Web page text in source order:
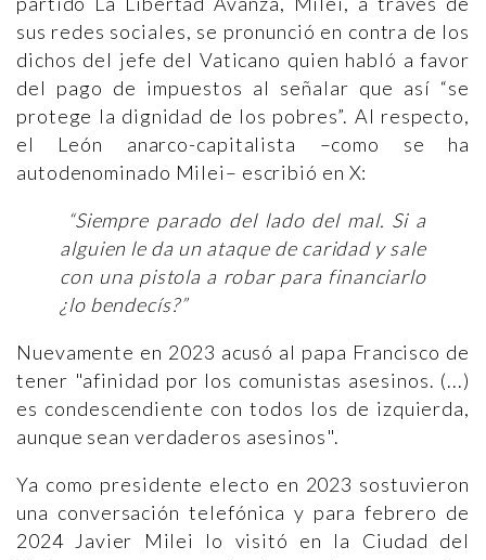
sus redes sociales, se pronunció en contra de los
dichos del jefe del Vaticano quien habló a favor
del pago de impuestos al señalar que así “se
protege la dignidad de los pobres”. Al respecto,
el León anarco-capitalista –como se ha
autodenominado Milei– escribió en X:
“Siempre parado del lado del mal. Si a
alguien le da un ataque de caridad y sale
con una pistola a robar para financiarlo
¿lo bendecís?”
Nuevamente en 2023 acusó al papa Francisco de
tener "afinidad por los comunistas asesinos. (...)
es condescendiente con todos los de izquierda,
aunque sean verdaderos asesinos".
Ya como presidente electo en 2023 sostuvieron
una conversación telefónica y para febrero de
2024 Javier Milei lo visitó en la Ciudad del